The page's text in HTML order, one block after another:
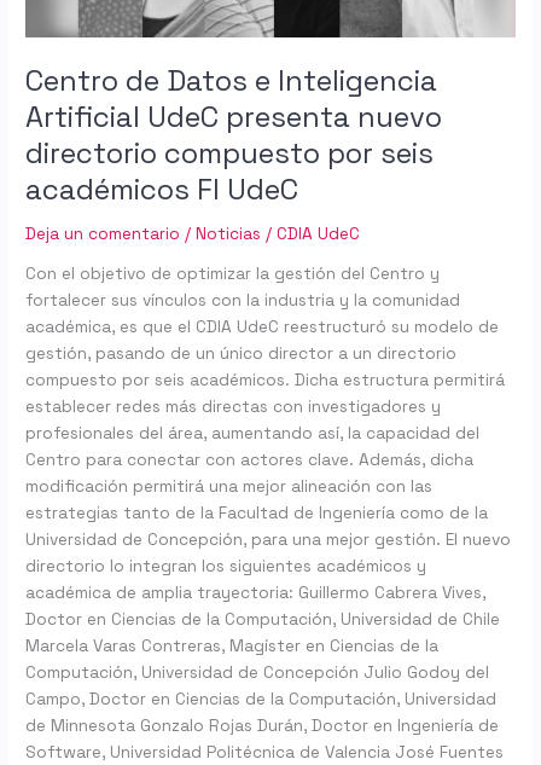
Centro de Datos e Inteligencia
Artificial UdeC presenta nuevo
directorio compuesto por seis
académicos FI UdeC
Deja un comentario /Noticias /CDIA UdeC
Con el objetivo de optimizar la gestión del Centro y
fortalecer sus vínculos con la industria y la comunidad
académica, es que el CDIA UdeC reestructuró su modelo de
gestión, pasando de un único director a un directorio
compuesto por seis académicos. Dicha estructura permitirá
establecer redes más directas con investigadores y
profesionales del área, aumentando así, la capacidad del
Centro para conectar con actores clave. Además, dicha
modificación permitirá una mejor alineación con las
estrategias tanto de la Facultad de Ingeniería como de la
Universidad de Concepción, para una mejor gestión. El nuevo
directorio lo integran los siguientes académicos y
académica de amplia trayectoria: Guillermo Cabrera Vives,
Doctor en Ciencias de la Computación, Universidad de Chile
Marcela Varas Contreras, Magíster en Ciencias de la
Computación, Universidad de Concepción Julio Godoy del
Campo, Doctor en Ciencias de la Computación, Universidad
de Minnesota Gonzalo Rojas Durán, Doctor en Ingeniería de
Software, Universidad Politécnica de Valencia José Fuentes
directorio
compuesto
por
seis
académicos
FI